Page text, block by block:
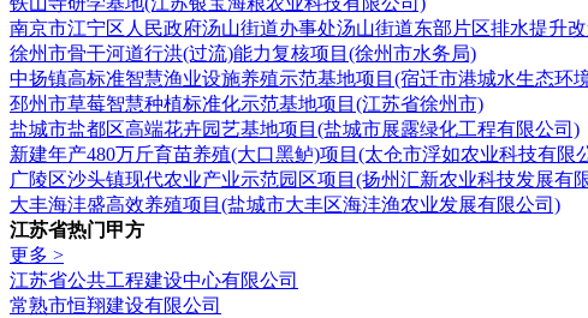
南京市江宁区人民政府汤山街道办事处汤山街道东部片区排水提升
徐州市骨干河道行洪(过流)能力复核项目(徐州市水务局)
中扬镇高标准智慧渔业设施养殖示范基地项目(宿迁市港城水生态环
邳州市草莓智慧种植标准化示范基地项目(江苏省徐州市)
盐城市盐都区高端花卉园艺基地项目(盐城市展露绿化工程有限公司)
新建年产480万斤育苗养殖(大口黑鲈)项目(太仓市浮如农业科技有限
广陵区沙头镇现代农业产业示范园区项目(扬州汇新农业科技发展有
大丰海沣盛高效养殖项目(盐城市大丰区海沣渔农业发展有限公司)
江苏省热门甲方
更多 >
江苏省公共工程建设中心有限公司
常熟市恒翔建设有限公司